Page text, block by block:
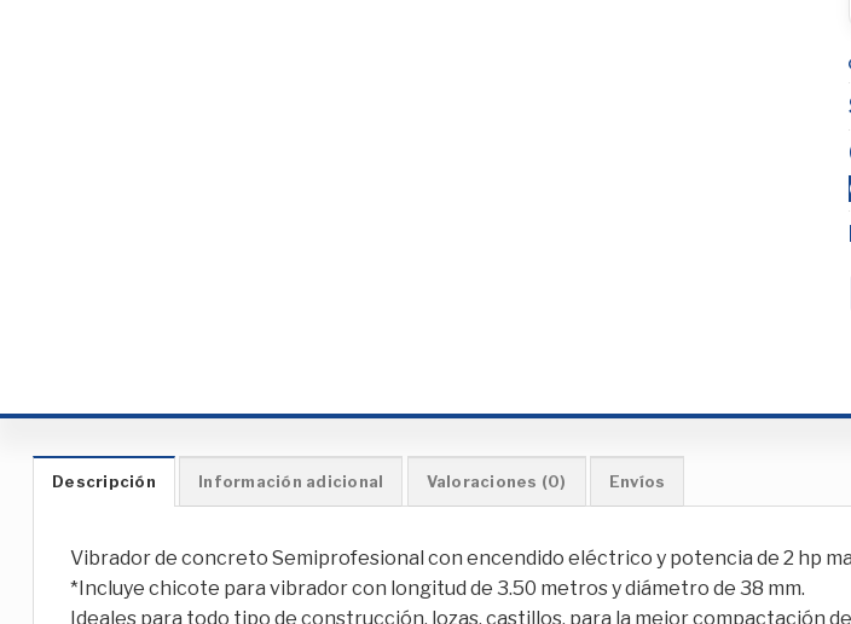
Descripción Información adicional Valoraciones (0) Envíos
Vibrador de concreto Semiprofesional con encendido eléctrico y potencia de 2 hp
*Incluye chicote para vibrador con longitud de 3.50 metros y diámetro de 38 mm.
Ideales para todo tipo de construcción, lozas, castillos, para la mejor compactación